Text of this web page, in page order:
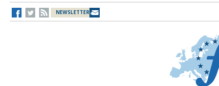
NEWSLETTER